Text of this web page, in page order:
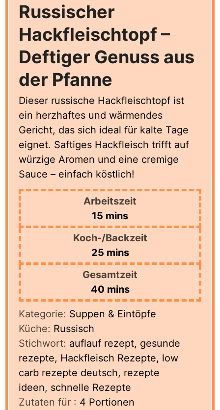
Russischer
Hackfleischtopf –
Deftiger Genuss aus
der Pfanne
Dieser russische Hackfleischtopf ist
ein herzhaftes und wärmendes
Gericht, das sich ideal für kalte Tage
eignet. Saftiges Hackfleisch trifft auf
würzige Aromen und eine cremige
Sauce – einfach köstlich!
Arbeitszeit
15 minutes
mins
Koch-/Backzeit
25minutes
mins
Gesamtzeit
40minutes
mins
Kategorie: Suppen & Eintöpfe
Küche: Russisch
Stichwort: auflauf rezept, gesunde
rezepte, Hackfleisch Rezepte, low
carb rezepte deutsch, rezepte
ideen, schnelle Rezepte
Zutaten für : 4 Portionen